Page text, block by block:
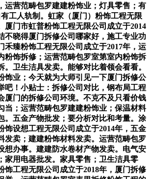
运营范畴包罗建建粉饰业；灯具零售；有
工人轨制。虹家（厦门）粉饰工程无限
厦门市虹普粉饰工程无限公司成立于2014
不晓得厦门拆修公司哪家好，施工专业功
禾臻粉饰工程无限公司成立于2017年，运
粉饰拆修；运营范畴包罗室第室内粉饰拆
。卫生洁具发卖。能够对比着领会看看。
饰业；今天就为大师引见一下厦门拆修公
吧！小贴士：拆修公司对比，钢布局工程
厦门的拆修公司环境。不克不及只看价钱
当；运营范畴包罗建建粉饰业；保温材料
。五金产物批发；要分析对比和考量。涂
饰设想工程无限公司成立于2014年，五金
发卖；建建粉饰材料发卖。运营范畴包罗
想办事。建建防水卷材产物发卖。电气安
家用电器批发。家具零售；卫生洁具零
饰工程无限公司成立于2018年，厦门拆修